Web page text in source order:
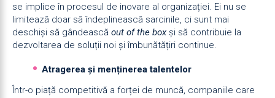
se implice în procesul de inovare al organizației. Ei nu se
limitează doar să îndeplinească sarcinile, ci sunt mai
deschiși să gândească out of the boxși să contribuie la
dezvoltarea de soluții noi și îmbunătățiri continue.
Atragerea și menținerea talentelor
Într-o piață competitivă a forței de muncă, companiile care